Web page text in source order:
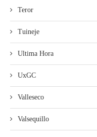
Teror
Tuineje
Ultima Hora
UxGC
Valleseco
Valsequillo